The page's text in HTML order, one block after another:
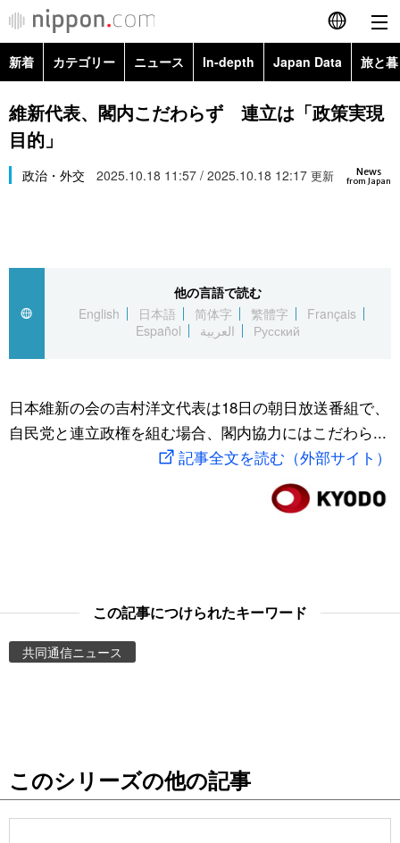
English
简体字
Русский
カテゴリー
経済・ビジネス
国際
文化
トップ
アーカイブ
In-depth
Japan Data
動画/Live
お知らせ
新着 カテゴリー ニュース In-depth Japan Data 旅と
政治・外交
経済・ビジネス
スポーツ・東京2020
Topics
維新代表、閣内こだわらず 連立は「政策実現
目的」
News
from Japan
政治・外交 2025.10.18 11:57 / 2025.10.18 12:17 更新
他の言語で読む
English
日本語 简体字 繁體字
Français
Español
العربية Русский
日本維新の会の吉村洋文代表は18日の朝日放送番組で、
自民党と連立政権を組む場合、閣内協力にはこだわら...
記事全文を読む（外部サイト）
この記事につけられたキーワード
共同通信ニュース
このシリーズの他の記事